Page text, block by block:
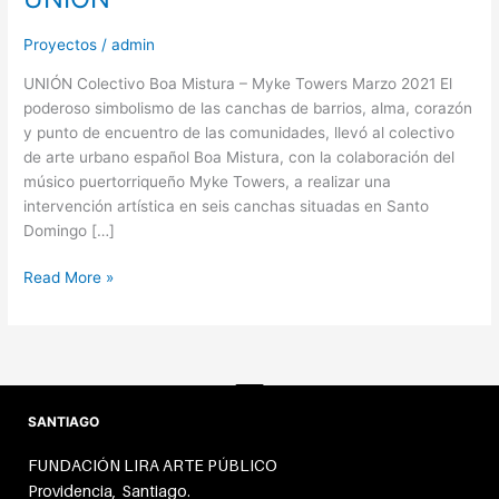
Proyectos /admin
UNIÓN Colectivo Boa Mistura – Myke Towers Marzo 2021 El
poderoso simbolismo de las canchas de barrios, alma, corazón
y punto de encuentro de las comunidades, llevó al colectivo
de arte urbano español Boa Mistura, con la colaboración del
músico puertorriqueño Myke Towers, a realizar una
intervención artística en seis canchas situadas en Santo
Domingo […]
Read More »
SANTIAGO
FUNDACIÓN LIRA ARTE PÚBLICO
Providencia, Santiago.